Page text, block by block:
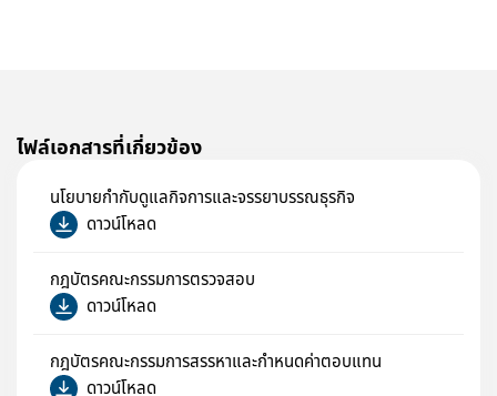
ไฟล์เอกสารที่เกี่ยวข้อง
นโยบายกำกับดูแลกิจการและจรรยาบรรณธุรกิจ
ดาวน์โหลด
กฎบัตรคณะกรรมการตรวจสอบ
ดาวน์โหลด
กฎบัตรคณะกรรมการสรรหาและกำหนดค่าตอบแทน ​
ดาวน์โหลด